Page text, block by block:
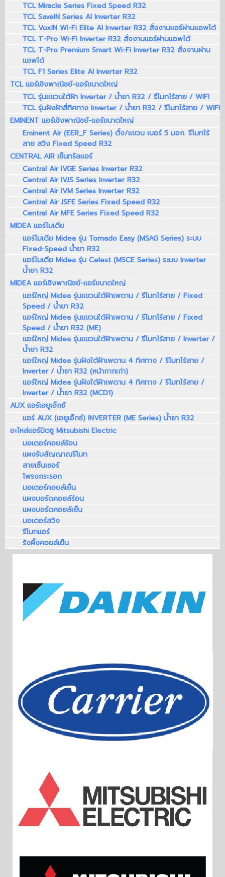
TCL Miracle Series Fixed Speed R32
TCL SaveIN Series AI Inverter R32
TCL VoxIN Wi-Fi Elite AI Inverter R32 สั่งงานแอร์ผ่านแอพได้
TCL T-Pro Wi-Fi Inverter R32 สั่งงานแอร์ผ่านแอพได้
TCL T-Pro Premium Smart Wi-Fi Inverter R32 สั่งงานผ่าน
แอพได้
TCL F1 Series Elite AI Inverter R32
TCL แอร์เชิงพาณิชย์-แอร์ขนาดใหญ่
TCL รุ่นแขวนใต้ฝ้า Inverter / น้ำยา R32 / รีโมทไร้สาย / WIFI
TCL รุ่นฝังฝ้าสี่ทิศทาง Inverter / น้ำยา R32 / รีโมทไร้สาย / WIFI
EMINENT แอร์เชิงพาณิชย์-แอร์ขนาดใหญ่
Eminent Air (EER_F Series) ตั้ง/แขวน เบอร์ 5 มอก. รีโมทไร้
สาย สวิง Fixed Speed R32
CENTRAL AIR เซ็นทรัลแอร์
Central Air IVGE Series Inverter R32
Central Air IVJS Series Inverter R32
Central Air IVM Series Inverter R32
Central Air JSFE Series Fixed Speed R32
Central Air MFE Series Fixed Speed R32
MIDEA แอร์ไมเดีย
แอร์ไมเดีย Midea รุ่น Tornado Easy (MSAG Series) ระบบ
Fixed-Speed น้ำยา R32
แอร์ไมเดีย Midea รุ่น Celest (MSCE Series) ระบบ Inverter
น้ำยา R32
MIDEA แอร์เชิงพาณิชย์-แอร์ขนาดใหญ่
แอร์ใหญ่ Midea รุ่นแขวนใต้ฝ้าเพดาน / รีโมทไร้สาย / Fixed
Speed / น้ำยา R32
แอร์ใหญ่ Midea รุ่นแขวนใต้ฝ้าเพดาน / รีโมทไร้สาย / Fixed
Speed / น้ำยา R32 (ME)
แอร์ใหญ่ Midea รุ่นแขวนใต้ฝ้าเพดาน / รีโมทไร้สาย / Inverter /
น้ำยา R32
แอร์ใหญ่ Midea รุ่นฝังใต้ฝ้าเพดาน 4 ทิศทาง / รีโมทไร้สาย /
Inverter / น้ำยา R32 (หน้ากากเก่า)
แอร์ใหญ่ Midea รุ่นฝังใต้ฝ้าเพดาน 4 ทิศทาง / รีโมทไร้สาย /
Inverter / น้ำยา R32 (MCD1)
AUX แอร์เอยูเอ็กซ์
แอร์ AUX (เอยูเอ็กซ์) INVERTER (ME Series) น้ำยา R32
อะไหล่แอร์มิตซู Mitsubishi Electric
มอเตอร์คอยล์ร้อน
แผงรับสัญญาณรีโมท
สายเซ็นเซอร์
โพรงกระรอก
มอเตอร์คอยล์เย็น
แผงบอร์ดคอยล์ร้อน
แผงบอร์ดคอยล์เย็น
มอเตอร์สวิง
รีโมทแอร์
รังผึ้งคอยล์เย็น